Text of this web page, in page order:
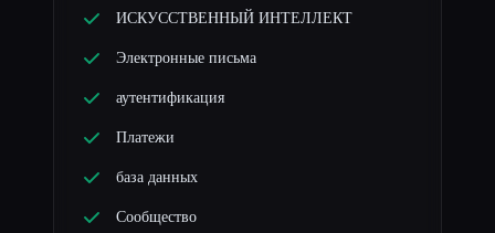
ИСКУССТВЕННЫЙ ИНТЕЛЛЕКТ
Электронные письма
аутентификация
Платежи
база данных
Сообщество